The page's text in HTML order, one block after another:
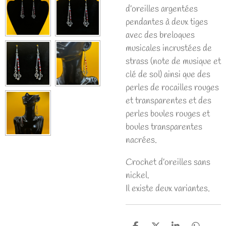
d’oreilles argentées
pendantes à deux tiges
avec des breloques
musicales incrustées de
strass (note de musique et
clé de sol) ainsi que des
perles de rocailles rouges
et transparentes et des
perles boules rouges et
boules transparentes
nacrées.
Crochet d’oreilles sans
nickel.
Il existe deux variantes.